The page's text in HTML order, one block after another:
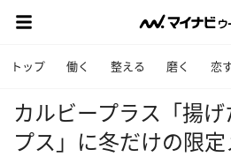
トップ 働く 整える 磨く 恋
カルビープラス「揚
プス」に冬だけの限